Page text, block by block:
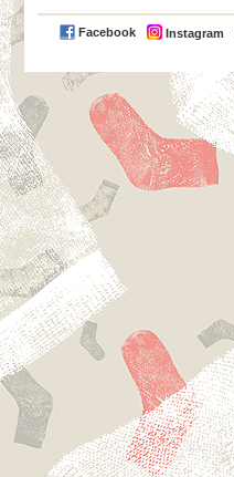
Facebook Instagram